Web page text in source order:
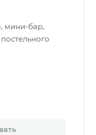
мини-бар,